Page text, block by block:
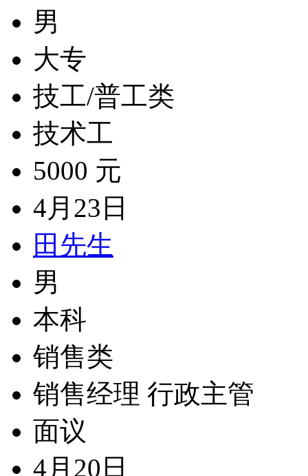
男
大专
技工/普工类
技术工
5000 元
4月23日
田先生
男
本科
销售类
销售经理 行政主管
面议
4月20日